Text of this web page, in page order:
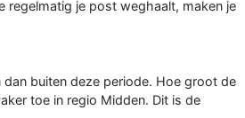
regelmatig je post weghaalt, maken je
buiten deze periode. Hoe groot de
toe in regio Midden. Dit is de